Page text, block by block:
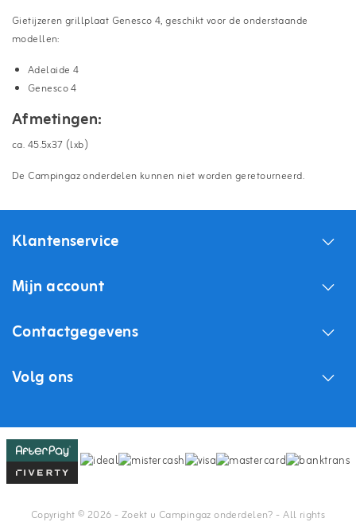
Gietijzeren grillplaat Genesco 4, geschikt voor de onderstaande
modellen:
Adelaide 4
Genesco 4
Afmetingen:
ca. 45.5x37 (lxb)
De Campingaz onderdelen kunnen niet worden geretourneerd.
Klantenservice
Mijn account
Contactgegevens
Volg ons
Copyright © 2026 - Zoekt u Campingaz onderdelen? - All rights